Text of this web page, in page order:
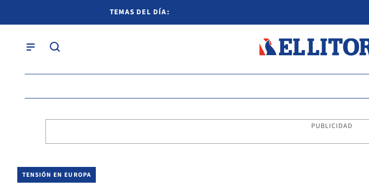
TEMAS DEL DÍA:
PUBLICIDAD
TENSIÓN EN EUROPA